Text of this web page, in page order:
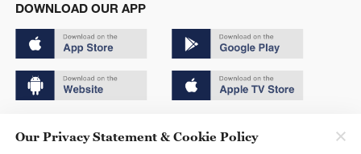
DOWNLOAD OUR APP
Our Privacy Statement & Cookie Policy